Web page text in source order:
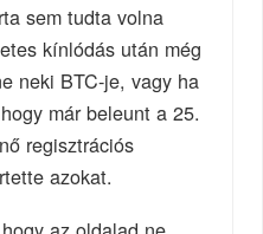
sem tudta volna
kínlódás után még
neki BTC-je, vagy ha
már beleunt a 25.
regisztrációs
azokat.